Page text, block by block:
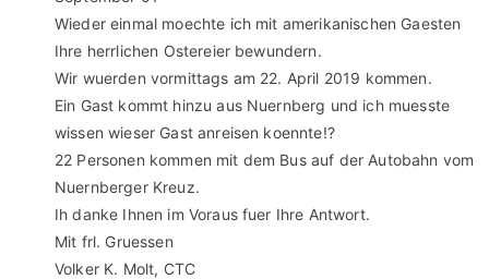
Wieder einmal moechte ich mit amerikanischen Gaesten
Ihre herrlichen Ostereier bewundern.
Wir wuerden vormittags am 22. April 2019 kommen.
Ein Gast kommt hinzu aus Nuernberg und ich muesste
wissen wieser Gast anreisen koennte!?
22 Personen kommen mit dem Bus auf der Autobahn vom
Nuernberger Kreuz.
Ih danke Ihnen im Voraus fuer Ihre Antwort.
Mit frl. Gruessen
Volker K. Molt, CTC